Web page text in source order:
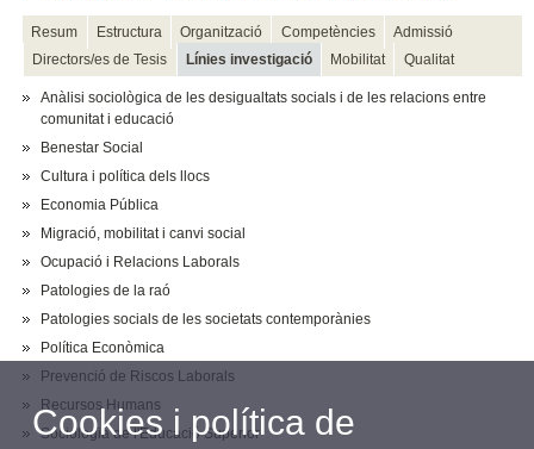
Resum Estructura Organització Competències
Admissió
Directors/es de Tesis
Línies investigació Mobilitat Qualitat
Anàlisi sociològica de les desigualtats socials i de les relacions entre
comunitat i educació
Benestar Social
Cultura i política dels llocs
Economia Pública
Migració, mobilitat i canvi social
Ocupació i Relacions Laborals
Patologies de la raó
Patologies socials de les societats contemporànies
Política Econòmica
Prevenció de Riscos Laborals
Recursos Humans
Sociologia de l'Educació Superior
Cookies i política de